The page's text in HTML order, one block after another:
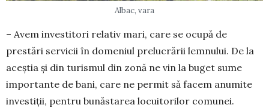
Albac, vara
– Avem investitori relativ mari, care se ocu­pă de
prestări servicii în domeniul prelu­cră­rii lemnului. De la
aceștia și din turismul din zonă ne vin la buget sume
importante de bani, care ne permit să fa­cem anumite
investiții, pentru bună­starea locuitorilor comunei.